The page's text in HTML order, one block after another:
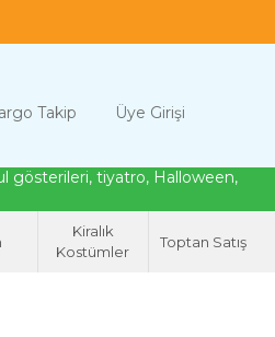
Takip Üye Girişi
gösterileri, tiyatro, Halloween,
Kiralık
Kostümler
Toptan Satış